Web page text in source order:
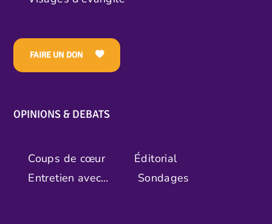
FAIRE UN DON
OPINIONS & DEBATS
Coups de cœur
Éditorial
Entretien avec…
Sondages